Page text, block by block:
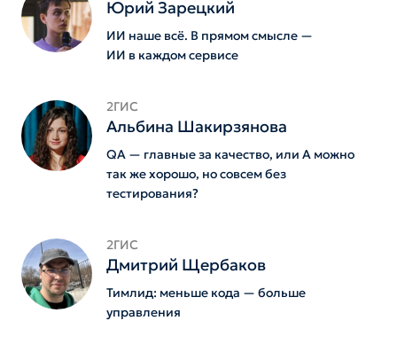
Юрий Зарецкий
ИИ наше всё. В прямом смысле —
ИИ в каждом сервисе
2ГИС
Альбина Шакирзянова
QA — главные за качество, или А можно
так же хорошо, но совсем без
тестирования?
2ГИС
Дмитрий Щербаков
Тимлид: меньше кода — больше
управления